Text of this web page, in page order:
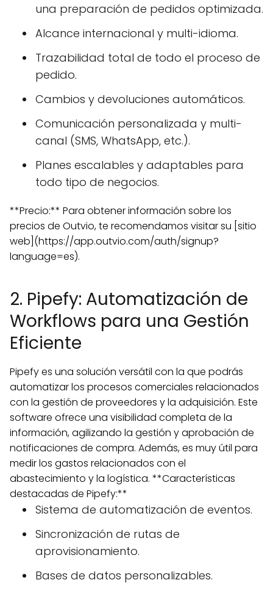
una preparación de pedidos optimizada.
Alcance internacional y multi-idioma.
Trazabilidad total de todo el proceso de
pedido.
Cambios y devoluciones automáticos.
Comunicación personalizada y multi-
canal (SMS, WhatsApp, etc.).
Planes escalables y adaptables para
todo tipo de negocios.
**Precio:** Para obtener información sobre los
precios de Outvio, te recomendamos visitar su [sitio
web](https://app.outvio.com/auth/signup?
language=es).
2. Pipefy: Automatización de
Workflows para una Gestión
Eficiente
Pipefy es una solución versátil con la que podrás
automatizar los procesos comerciales relacionados
con la gestión de proveedores y la adquisición. Este
software ofrece una visibilidad completa de la
información, agilizando la gestión y aprobación de
notificaciones de compra. Además, es muy útil para
medir los gastos relacionados con el
abastecimiento y la logística. **Características
destacadas de Pipefy:**
Sistema de automatización de eventos.
Sincronización de rutas de
aprovisionamiento.
Bases de datos personalizables.